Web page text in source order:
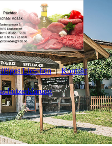
Lieschen Kontakt